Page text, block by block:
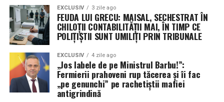
EXCLUSIV 3 zile ago
FEUDA LUI GRECU: MAISAL, SECHESTRAT ÎN
CHILOȚII CONTABILITĂȚII MAI, ÎN TIMP CE
POLIȚIȘTII SUNT UMILIȚI PRIN TRIBUNALE
EXCLUSIV 4 zile ago
„Jos labele de pe Ministrul Barbu!”:
Fermierii prahoveni rup tăcerea și îi fac
„pe genunchi” pe rachetiștii mafiei
antigrindină